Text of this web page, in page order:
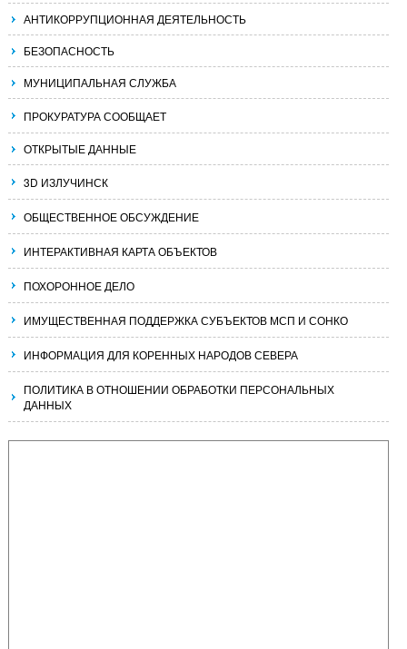
АНТИКОРРУПЦИОННАЯ ДЕЯТЕЛЬНОСТЬ
БЕЗОПАСНОСТЬ
МУНИЦИПАЛЬНАЯ СЛУЖБА
ПРОКУРАТУРА СООБЩАЕТ
ОТКРЫТЫЕ ДАННЫЕ
3D ИЗЛУЧИНСК
ОБЩЕСТВЕННОЕ ОБСУЖДЕНИЕ
ИНТЕРАКТИВНАЯ КАРТА ОБЪЕКТОВ
ПОХОРОННОЕ ДЕЛО
ИМУЩЕСТВЕННАЯ ПОДДЕРЖКА СУБЪЕКТОВ МСП И СОНКО
ИНФОРМАЦИЯ ДЛЯ КОРЕННЫХ НАРОДОВ СЕВЕРА
ПОЛИТИКА В ОТНОШЕНИИ ОБРАБОТКИ ПЕРСОНАЛЬНЫХ
ДАННЫХ